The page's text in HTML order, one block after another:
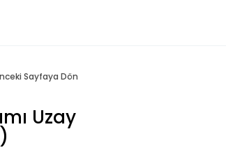
Sayfaya Dön
Uzay